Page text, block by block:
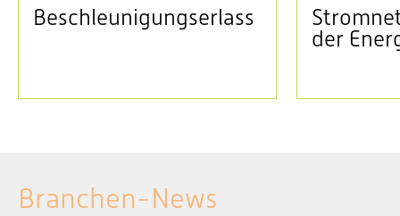
Beschleunigungserlass
der
Branchen-News